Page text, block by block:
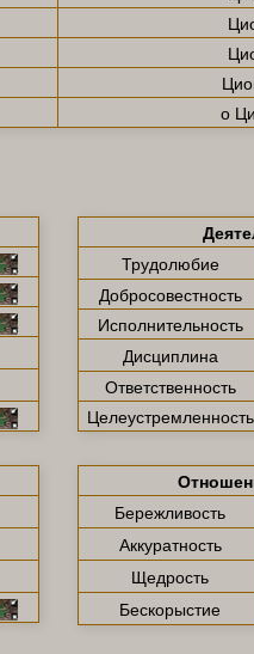
о
Трудолюбие
Добросовестность
Исполнительность
Дисциплина
Ответственность
Целеустремленность
Бережливость
Аккуратность
Щедрость
Бескорыстие